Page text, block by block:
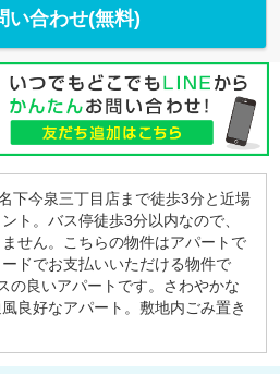
い合わせ(無料)
下今泉三丁目店まで徒歩3分と近場
ト。バス停徒歩3分以内なので、
せん。こちらの物件はアパートで
ドでお支払いいただける物件で
の良いアパートです。さわやかな
良好なアパート。敷地内ごみ置き